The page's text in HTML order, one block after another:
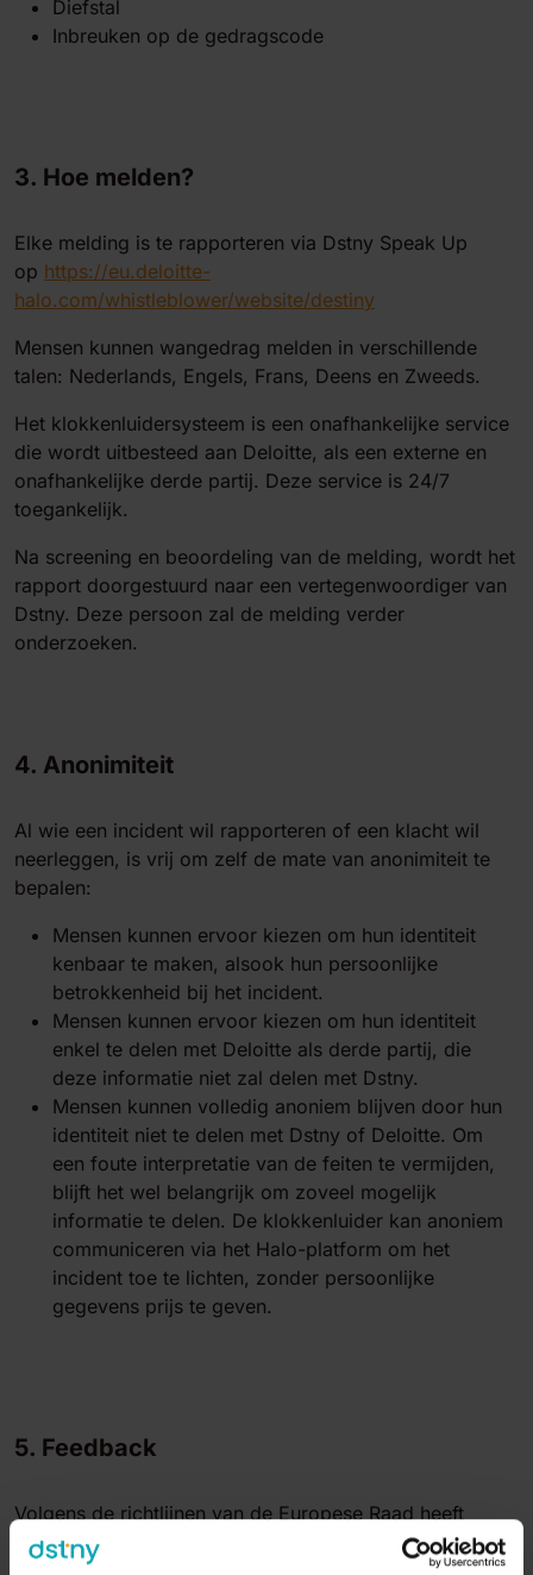
Diefstal
Inbreuken op de gedragscode
3. Hoe melden?
Elke melding is te rapporteren via Dstny Speak Up
op https://eu.deloitte-
halo.com/whistleblower/website/destiny
Mensen kunnen wangedrag melden in verschillende
talen: Nederlands, Engels, Frans, Deens en Zweeds.
Het klokkenluidersysteem is een onafhankelijke service
die wordt uitbesteed aan Deloitte, als een externe en
onafhankelijke derde partij. Deze service is 24/7
toegankelijk.
Na screening en beoordeling van de melding, wordt het
rapport doorgestuurd naar een vertegenwoordiger van
Dstny. Deze persoon zal de melding verder
onderzoeken.
4. Anonimiteit
Al wie een incident wil rapporteren of een klacht wil
neerleggen, is vrij om zelf de mate van anonimiteit te
bepalen:
Mensen kunnen ervoor kiezen om hun identiteit
kenbaar te maken, alsook hun persoonlijke
betrokkenheid bij het incident.
Mensen kunnen ervoor kiezen om hun identiteit
enkel te delen met Deloitte als derde partij, die
deze informatie niet zal delen met Dstny.
Mensen kunnen volledig anoniem blijven door hun
identiteit niet te delen met Dstny of Deloitte. Om
een foute interpretatie van de feiten te vermijden,
blijft het wel belangrijk om zoveel mogelijk
informatie te delen. De klokkenluider kan anoniem
communiceren via het Halo-platform om het
incident toe te lichten, zonder persoonlijke
gegevens prijs te geven.
5. Feedback
Volgens de richtlijnen van de Europese Raad heeft
Dstny 3 maanden de tijd om elk rapport op te volgen en
terug te koppelen (met de mogelijkheid om dit te